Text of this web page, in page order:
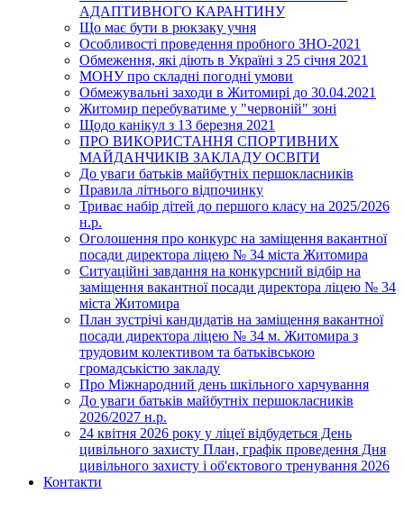
АДАПТИВНОГО КАРАНТИНУ
Що має бути в рюкзаку учня
Особливості проведення пробного ЗНО-2021
Обмеження, які діють в Україні з 25 січня 2021
МОНУ про складні погодні умови
Обмежувальні заходи в Житомирі до 30.04.2021
Житомир перебуватиме у "червоній" зоні
Щодо канікул з 13 березня 2021
ПРО ВИКОРИСТАННЯ СПОРТИВНИХ
МАЙДАНЧИКІВ ЗАКЛАДУ ОСВІТИ
До уваги батьків майбутніх першокласників
Правила літнього відпочинку
Триває набір дітей до першого класу на 2025/2026
н.р.
Оголошення про конкурс на заміщення вакантної
посади директора ліцею № 34 міста Житомира
Ситуаційні завдання на конкурсний відбір на
заміщення вакантної посади директора ліцею № 34
міста Житомира
План зустрічі кандидатів на заміщення вакантної
посади директора ліцею № 34 м. Житомира з
трудовим колективом та батьківською
громадськістю закладу
Про Міжнародний день шкільного харчування
До уваги батьків майбутніх першокласників
2026/2027 н.р.
24 квітня 2026 року у ліцеї відбудеться День
цивільного захисту План, графік проведення Дня
цивільного захисту і об'єктового тренування 2026
Контакти